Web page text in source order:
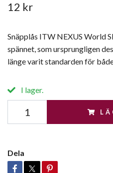
12 kr
Snäpplås ITW NEXUS World
spännet, som ursprungligen
länge varit standarden för
I lager.
Dela